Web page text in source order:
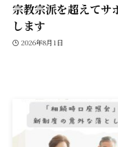
宗教宗派を超えてサ
します
2026年8月1日